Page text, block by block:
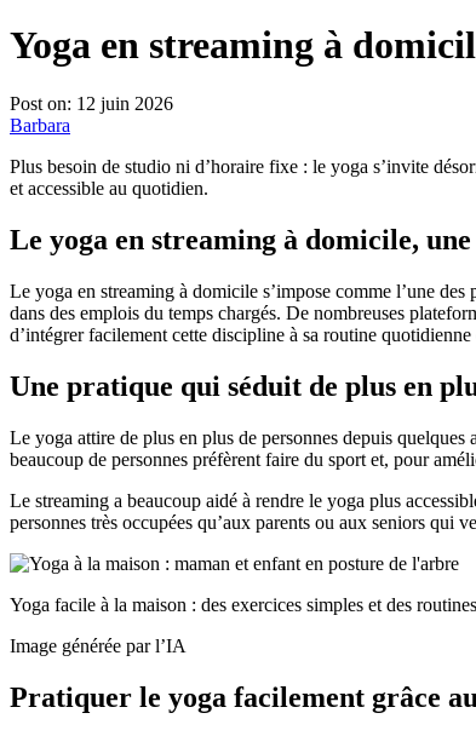
Yoga en streaming à
Post on: 12 juin 2026
Barbara
Plus besoin de studio ni d’horaire fixe : le yoga s’invite
et accessible au quotidien.
Le yoga en streaming à domicile,
Le yoga en streaming à domicile s’impose comme l’une
dans des emplois du temps chargés. De nombreuses
d’intégrer facilement cette discipline à sa routine
Une pratique qui séduit de plus en
Le yoga attire de plus en plus de personnes depuis quelques
beaucoup de personnes préfèrent faire du sport et, pour
Le streaming a beaucoup aidé à rendre le yoga plus
personnes très occupées qu’aux parents ou aux seniors qui
Yoga facile à la maison : des exercices simples et des
Image générée par l’IA
Pratiquer le yoga facilement grâce